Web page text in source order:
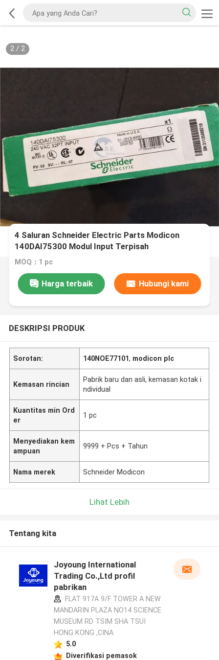
2/ 2
4 Saluran Schneider Electric Parts Modicon
140DAI75300 Modul Input Terpisah
MOQ：1 pc
Harga terbaik Hubungi kami
DESKRIPSI PRODUK
Sorotan: 140NOE77101, modicon plc
Kemasan rincian
Pabrik baru dan asli, kemasan kotak i
ndividual
Kuantitas min Ord
er
1 pc
Menyediakan kem
ampuan
9999 + Pcs + Tahun
Nama merek Schneider Modicon
Lihat Lebih
Tentang kita
Joyoung International
Trading Co.,Ltd profil
pabrikan
FLAT 917A 9/F TOWER A NEW
MANDARIN PLAZA NO14 SCIENCE
MUSEUM RD TSIM SHA TSUI
HONG KONG ,CINA
5.0
Diverifikasi pemasok